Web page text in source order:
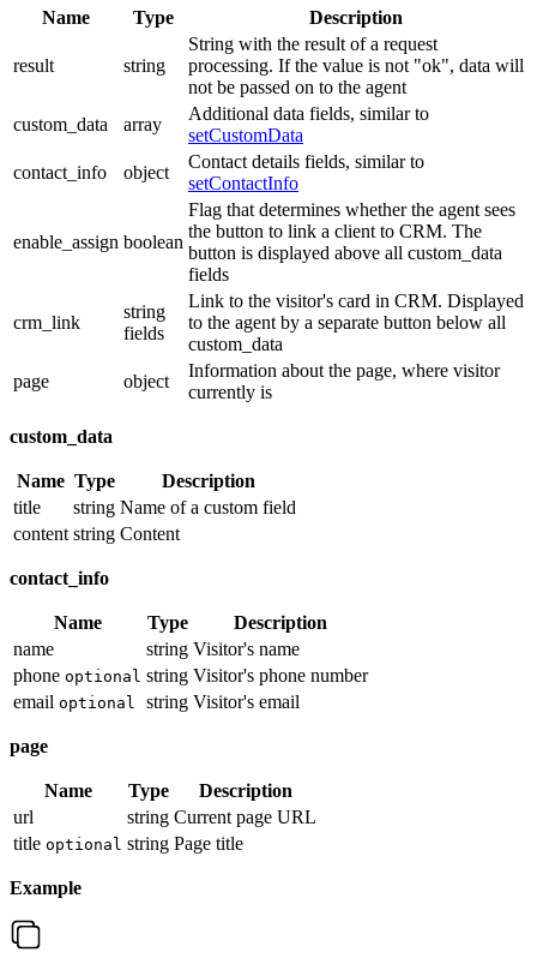
Name Type Description
result string
String with the result of a request
processing. If the value is not "ok", data will
not be passed on to the agent
custom_data
array
Additional data fields, similar to
setCustomData
contact_info
object
Contact details fields, similar to
setContactInfo
enable_assign boolean
Flag that determines whether the agent sees
the button to link a client to CRM. The
button is displayed above all custom_data
fields
crm_link
string
fields
Link to the visitor's card in CRM. Displayed
to the agent by a separate button below all
custom_data
page
object
Information about the page, where visitor
currently is
custom_data
Name Type
Description
title
string Name of a custom field
content string Content
contact_info
Name Type
Description
name
string Visitor's name
phone optional string Visitor's phone number
email optional string Visitor's email
page
Name Type
Description
url
string Current page URL
title optional string Page title
Example